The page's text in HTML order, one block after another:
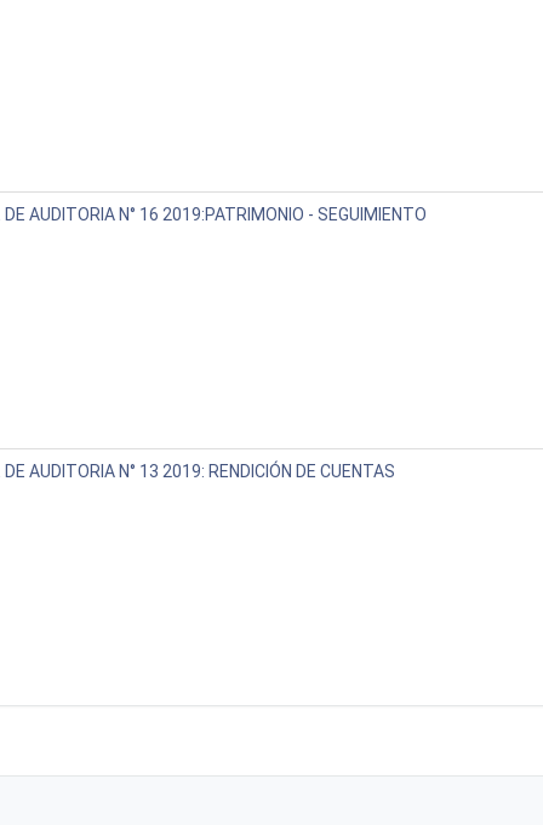
DE AUDITORIA N° 16 2019:PATRIMONIO - SEGUIMIENTO
DE AUDITORIA N° 13 2019: RENDICIÓN DE CUENTAS